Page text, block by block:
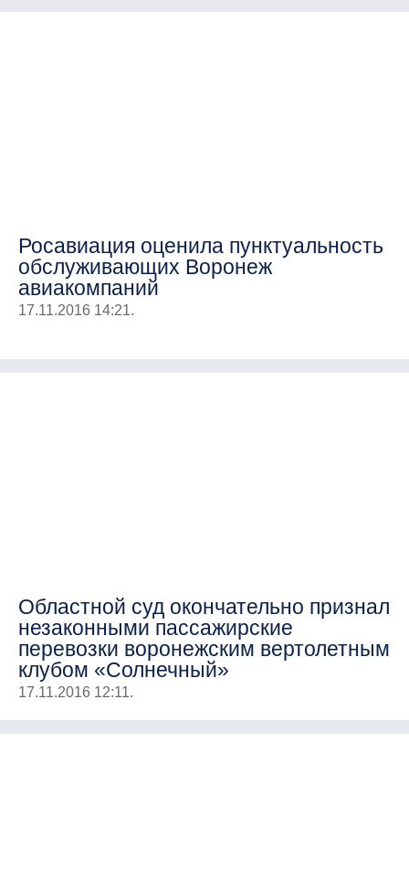
Росавиация оценила пунктуальность
обслуживающих Воронеж
авиакомпаний
17.11.2016 14:21.
Областной суд окончательно признал
незаконными пассажирские
перевозки воронежским вертолетным
клубом «Солнечный»
17.11.2016 12:11.